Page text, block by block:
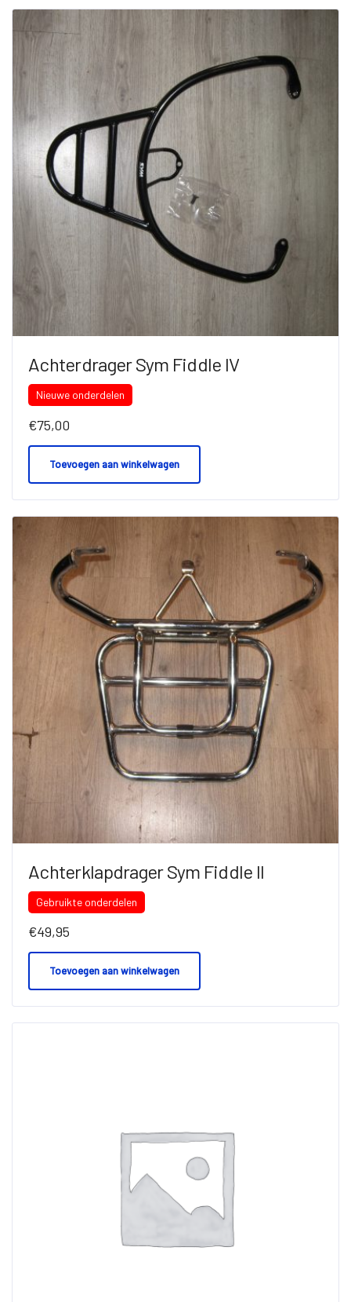
Achterdrager Sym Fiddle IV
Nieuwe onderdelen
€75,00
Toevoegen aan winkelwagen
Achterklapdrager Sym Fiddle II
Gebruikte onderdelen
€49,95
Toevoegen aan winkelwagen